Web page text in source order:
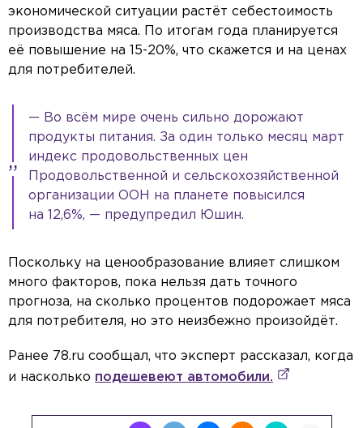
экономической ситуации растёт себестоимость
производства мяса. По итогам года планируется
её повышение на 15-20%, что скажется и на ценах
для потребителей.
— Во всём мире очень сильно дорожают
продукты питания. За один только месяц март
индекс продовольственных цен
Продовольственной и сельскохозяйственной
организации ООН на планете повысился
на 12,6%, — предупредил Юшин.
Поскольку на ценообразование влияет слишком
много факторов, пока нельзя дать точного
прогноза, на сколько процентов подорожает мяса
для потребителя, но это неизбежно произойдёт.
Ранее 78.ru сообщал, что эксперт рассказал, когда
и насколько подешевеют автомобили.